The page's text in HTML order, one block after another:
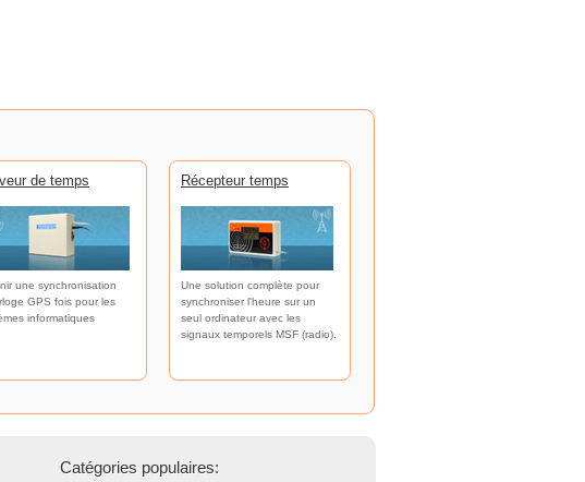
de temps
une synchronisation
GPS fois pour les
informatiques
Récepteur temps
Une solution complète pour
synchroniser l'heure sur un
seul ordinateur avec les
signaux temporels MSF (radio).
Catégories populaires: